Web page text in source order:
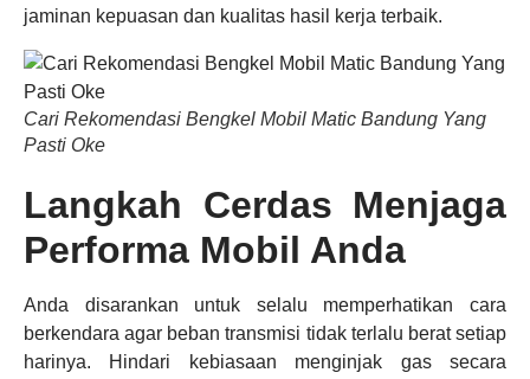
jaminan kepuasan dan kualitas hasil kerja terbaik.
Cari Rekomendasi Bengkel Mobil Matic Bandung Yang
Pasti Oke
Langkah Cerdas Menjaga
Performa Mobil Anda
Anda disarankan untuk selalu memperhatikan cara
berkendara agar beban transmisi tidak terlalu berat setiap
harinya. Hindari kebiasaan menginjak gas secara